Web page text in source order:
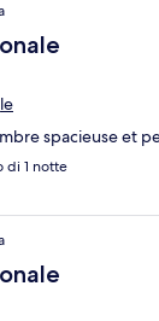
spacieuse et
di 1 notte